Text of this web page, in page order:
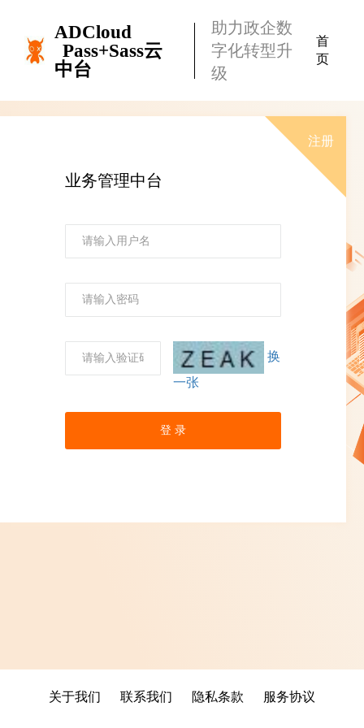
ADCloud
Pass+Sass云
中台
助力政企数
字化转型升
级
首
页
业务管理中台
注册
换
一张
登 录
关于我们 联系我们 隐私条款 服务协议